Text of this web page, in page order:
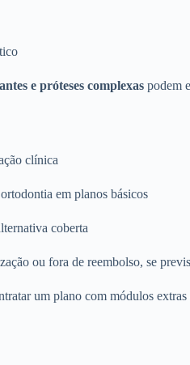
e próteses complexas podem
clínica
em planos básicos
coberta
ou fora de reembolso, se
um plano com módulos